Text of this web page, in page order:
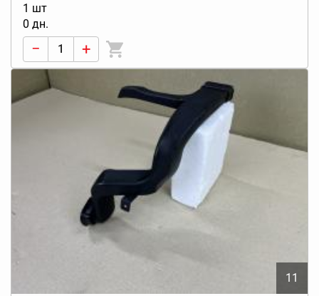
1 шт
0 дн.
− +
11